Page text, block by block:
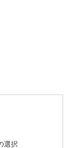
選択